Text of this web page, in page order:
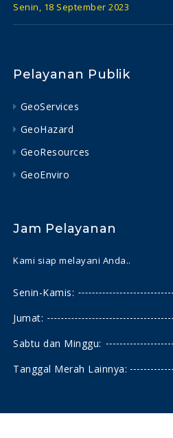
Senin, 18 September 2023
Pelayanan Publik
GeoServices
GeoHazard
GeoResources
GeoEnviro
Jam Pelayanan
Kami siap melayani Anda..
Senin-Kamis:
Jumat:
Sabtu dan Minggu:
Tanggal Merah Lainnya: